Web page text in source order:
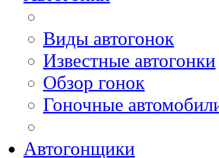
Виды автогонок
Известные автогонки
Обзор гонок
Гоночные
Автогонщики